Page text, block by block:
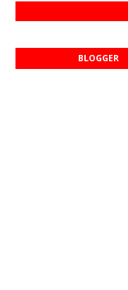
BLOGGER